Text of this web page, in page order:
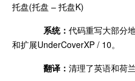
托盘(托盘 – 托盘K)
系统： 代码重写大部分
和扩展UnderCoverXP / 10。
翻译： 清理了英语和荷